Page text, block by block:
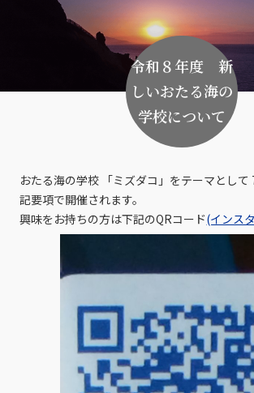
令和８年度 新
しいおたる海の
学校について
おたる海の学校 「ミズダコ」をテーマとして
記要項で開催されます。
興味をお持ちの方は下記のQRコード(インス